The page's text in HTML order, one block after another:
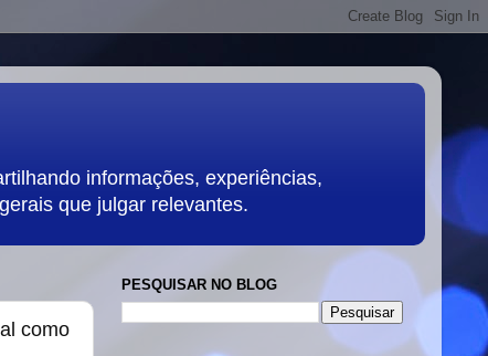
informações, experiências,
que julgar relevantes.
como
PESQUISAR NO BLOG